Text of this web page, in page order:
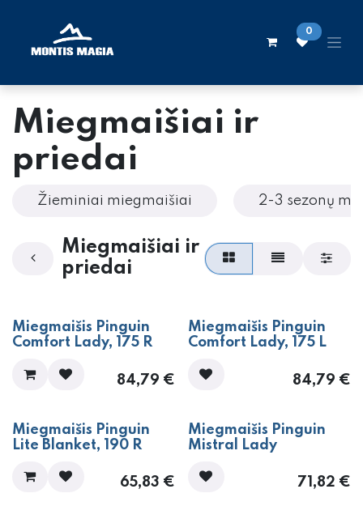
0
Miegmaišiai ir
priedai
Žieminiai miegmaišiai 2-3 sezonų
Miegmaišiai ir
priedai
Miegmaišis Pinguin
Comfort Lady, 175 R
84,79 €
Miegmaišis Pinguin
Comfort Lady, 175 L
84,79 €
Miegmaišis Pinguin
Lite Blanket, 190 R
65,83 €
Miegmaišis Pinguin
Mistral Lady
71,82 €